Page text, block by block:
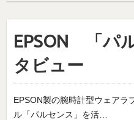
EPSON 「パ
タビュー
EPSON製の腕時計型ウェアラ
ル「パルセンス」を活…